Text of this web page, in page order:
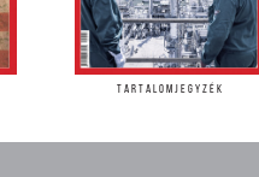
TARTALOMJEGYZÉK